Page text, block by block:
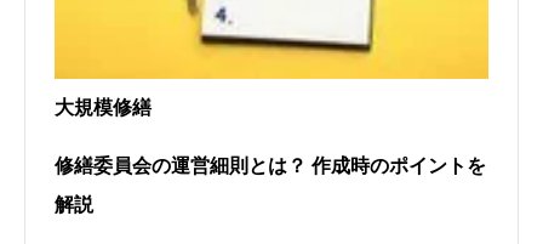
大規模修繕
修繕委員会の運営細則とは？ 作成時のポイントを
解説